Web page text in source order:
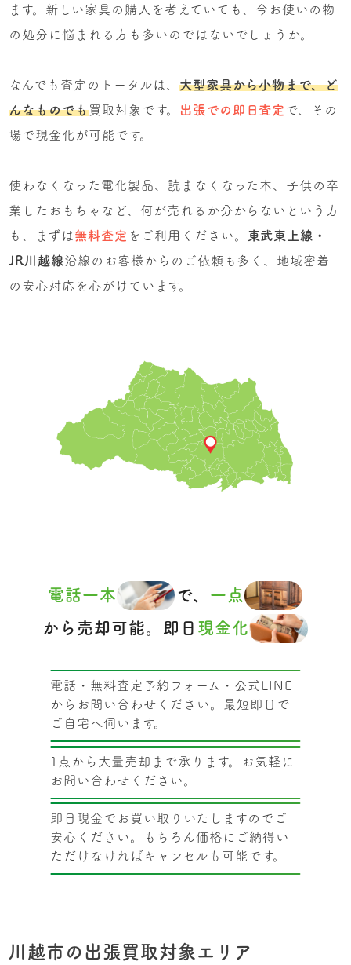
ます。新しい家具の購入を考えていても、今お使いの物
の処分に悩まれる方も多いのではないでしょうか。
なんでも査定のトータルは、 大型家具から小物まで、ど
んなものでも買取対象です。 出張での即日査定 で、その
場で現金化が可能です。
使わなくなった電化製品、読まなくなった本、子供の卒
業したおもちゃなど、何が売れるか分からないという方
も、まずは 無料査定 をご利用ください。 東武東上線・
JR川越線沿線のお客様からのご依頼も多く、地域密着
の安心対応を心がけています。
電話一本 で、 一点
から売却可能。即日 現金化
電話・無料査定予約フォーム・公式LINE
からお問い合わせください。最短即日で
ご自宅へ伺います。
1点から大量売却まで承ります。お気軽に
お問い合わせください。
即日現金でお買い取りいたしますのでご
安心ください。もちろん価格にご納得い
ただけなければキャンセルも可能です。
川越市の出張買取対象エリア